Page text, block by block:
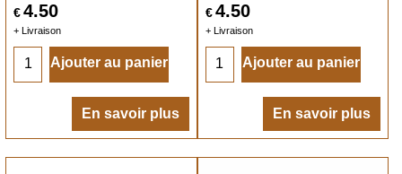
€4.50
+ Livraison
Ajouter au panier
En savoir plus
€ 4.50
+ Livraison
Ajouter au panier
En savoir plus